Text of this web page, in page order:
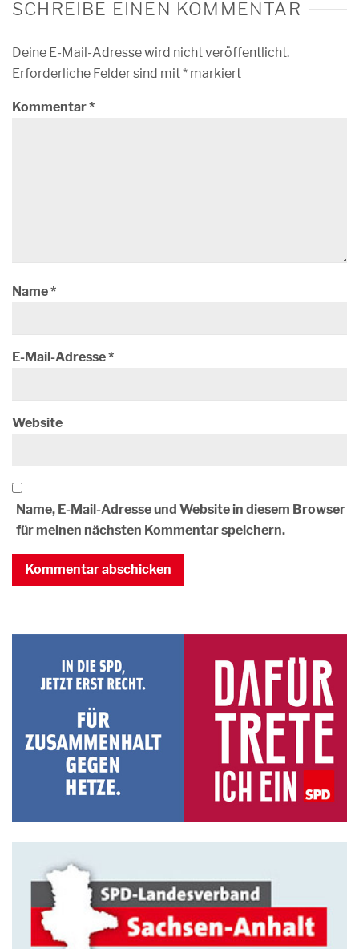
SCHREIBE EINEN KOMMENTAR
Deine E-Mail-Adresse wird nicht veröffentlicht.
Erforderliche Felder sind mit* markiert
Kommentar*
Name*
E-Mail-Adresse*
Website
Name, E-Mail-Adresse und Website in diesem Browser
für meinen nächsten Kommentar speichern.